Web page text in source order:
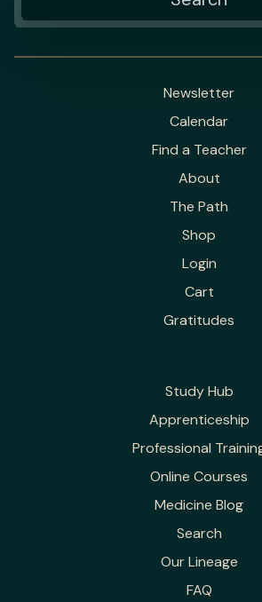
Newsletter
Calendar
Find a Teacher
About
The Path
Shop
Login
Cart
Gratitudes
Study Hub
Apprenticeship
Professional
Online Courses
Medicine Blog
Search
Our Lineage
FAQ